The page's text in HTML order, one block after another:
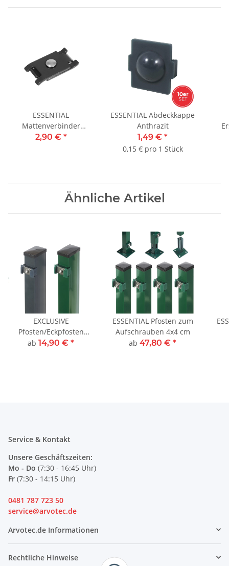
ESSENTIAL
Mattenverbinder
Anthrazit RAL 7016
2,90 € *
ESSENTIAL Abdeckkappe
Anthrazit
1,49 € *
0,15 € pro 1 Stück
Ähnliche Artikel
EXCLUSIVE
Pfosten/Eckpfosten
6x4/6x6 cm
ab 14,90 € *
ESSENTIAL Pfosten zum
Aufschrauben 4x4 cm
ab 47,80 € *
Service & Kontakt
Unsere Geschäftszeiten:
Mo - Do (7:30 - 16:45 Uhr)
Fr (7:30 - 14:15 Uhr)
0481 787 723 50
service@arvotec.de
Arvotec.de Informationen
Rechtliche Hinweise